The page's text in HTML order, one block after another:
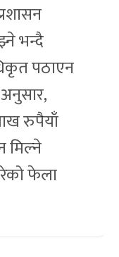
भन्दै
पठाएन
रुपैयाँ
मिल्ने
फेला